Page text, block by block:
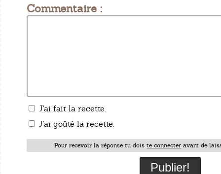
Commentaire :
J'ai fait la recette.
J'ai goûté la recette.
Pour recevoir la réponse tu doiste connecter avant de